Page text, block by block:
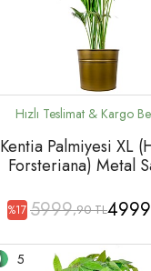
Kentia Palmiyesi XL
Forsteriana) Metal
%17 5999,90 TL4999
5